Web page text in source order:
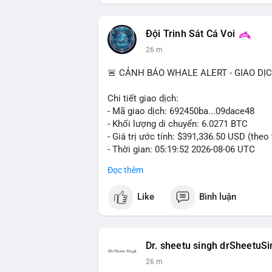
📰 Nguồn: Cointelegraph
Đội Trinh Sát Cá Voi
26 m
🚨 CẢNH BÁO WHALE ALERT - GIAO
Chi tiết giao dịch:
- Mã giao dịch: 692450ba...09dace48
- Khối lượng di chuyển: 6.0271 BTC
- Giá trị ước tính: $391,336.50 USD (theo
- Thời gian: 05:19:52 2026-08-06 UTC
Nhận định phân tích hành vi của Cá voi
chuyển một cụm BTC lớn trong thời
đang tái phân bổ tài sản, có thể là bước
cho nhà đầu tư nhỏ lẻ, khi dòng tiền
hạn.
Đọc thêm
Like Bình luận
Dr. sheetu singh
26 m